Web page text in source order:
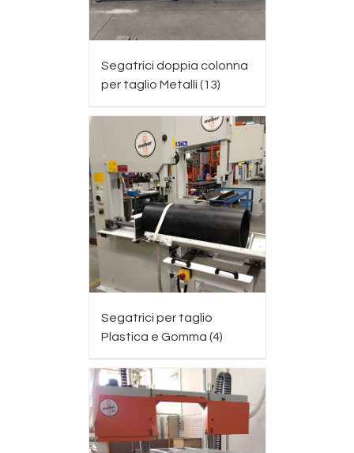
Segatrici doppia colonna
per taglio Metalli (13)
Segatrici per taglio
Plastica e Gomma (4)